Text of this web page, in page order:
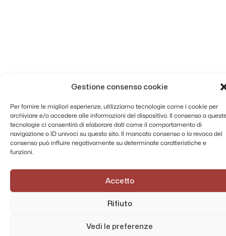
Gestione consenso cookie
Per fornire le migliori esperienze, utilizziamo tecnologie come i cookie per
archiviare e/o accedere alle informazioni del dispositivo. Il consenso a
tecnologie ci consentirà di elaborare dati come il comportamento di
navigazione o ID univoci su questo sito. Il mancato consenso o la revoca del
consenso può influire negativamente su determinate caratteristiche e
funzioni.
Accetto
Rifiuto
Vedi le preferenze